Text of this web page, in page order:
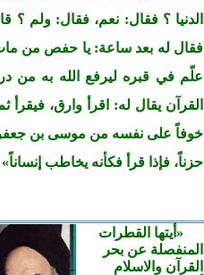
الدنيا ؟ فقال: نعم، فقال: ولم
فقال له بعد ساعة: يا حفص من مات
علّم في قبره ليرفع الله به من
القرآن يقال له: اقرأ وارق،
خوفاً على نفسه من موسى بن جعفر
حزناً، فإذا قرأ فكأنه يخاطب
«أيتها القطرات
المنفصلة عن بحر
القرآن والاسلام